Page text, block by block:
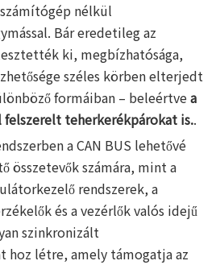
nélkül
Bár eredetileg az
ki, megbízhatósága,
széles körben elterjedt
formáiban – beleértvea
felszerelt teherkerékpárokat is..
a CAN BUS lehetővé
összetevők számára, mint a
rendszerek, a
és a vezérlők valós idejű
szinkronizált
hoz létre, amely támogatja az